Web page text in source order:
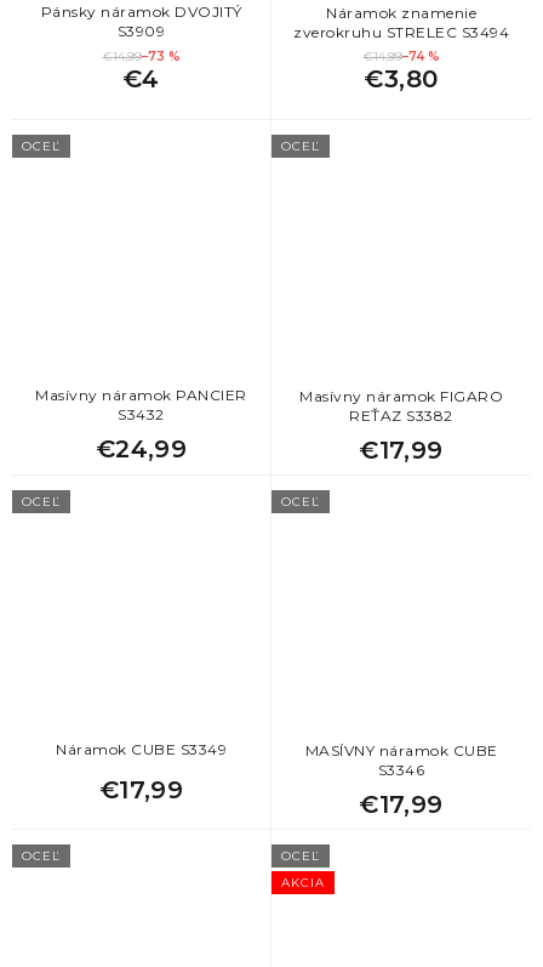
Originálny darček pre priateľku 15
Darček pre priateľku k narodeninám 15
Darček pre priateľku
Pánsky náramok DVOJITÝ
S3909
€14,99–73 %
€4
Náramok znamenie
zverokruhu STRELEC S3494
€14,99–74 %
€3,80
OCEĽ
Masívny náramok PANCIER
S3432
€24,99
OCEĽ
Masívny náramok FIGARO
REŤAZ S3382
€17,99
OCEĽ
Náramok CUBE S3349
€17,99
OCEĽ
MASÍVNY náramok CUBE
S3346
€17,99
OCEĽ
AKCIA
OCEĽ